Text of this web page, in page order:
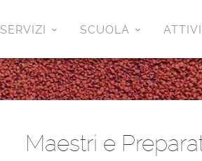
SERVIZI SCUOLA
Maestri e